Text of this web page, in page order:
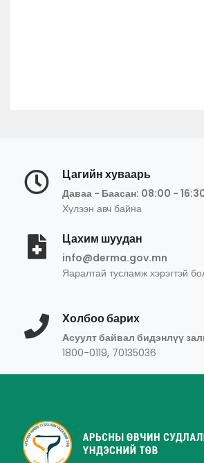
Цагийн хуваарь
Даваа - Баасан: 08:00 -
Хүлээн авч байна
Цахим шуудан
info@derma.gov.mn
Яаралтай тусламж хэрэгтэй
Холбоо барих
Асуулт байвал бидэнлүү
1800-0119, 70135036